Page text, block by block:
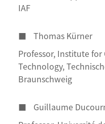
IAF
■
Thomas Kürner
Professor, Institute
Technology,
Braunschweig
■
Guillaume